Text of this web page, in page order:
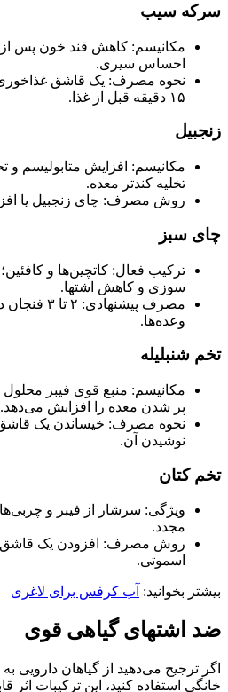
سرکه سیب
مکانیسم: کاهش قند خون پس از
احساس سیری.
نحوه مصرف: یک قاشق غذاخوری
۱۵ دقیقه قبل از غذا.
زنجبیل
مکانیسم: افزایش متابولیسم
تخلیه‌ کندتر معده.
روش مصرف: چای زنجبیل یا
چای سبز
ترکیب فعال: کاتچین‌ها و
سوزی و کاهش اشتها.
مصرف
وعده‌ها.
تخم شنبلیله
مکانیسم: منبع قوی فیبر محلول
پر شدن معده را افزایش می‌دهد.
نحوه مصرف: خیساندن یک
نوشیدن آن.
تخم کتان
مجدد.
روش مصرف: افزودن یک قاشق
اسموتی.
بیشتر بخوانید: آب کرفس برای لاغری
ضد اشتهای گیاهی قوی
اگر ترجیح می‌دهید از گیاهان دارویی
خانگی استفاده کنید، این ترکیبات